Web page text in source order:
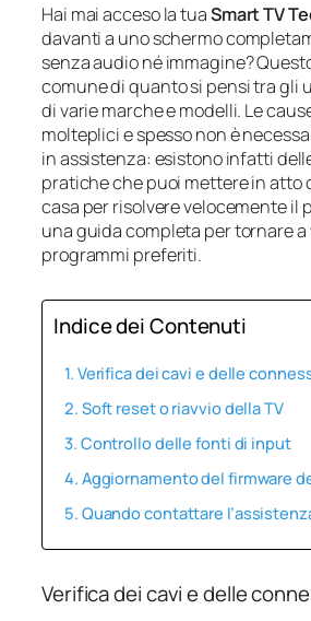
Hai mai acceso la tuaSmart TV
davanti a uno schermo
senza audio né immagine?
comune di quanto si pensi tra gli
di varie marche e modelli. Le
molteplici e spesso non è
in assistenza: esistono infatti
pratiche che puoi mettere in atto
casa per risolvere velocemente il
una guida completa per tornare a
programmi preferiti.
Indice dei Contenuti
Verifica dei cavi e delle
Soft reset o riavvio della TV
Controllo delle fonti di input
Aggiornamento del firmware
Quando contattare
Verifica dei cavi e delle